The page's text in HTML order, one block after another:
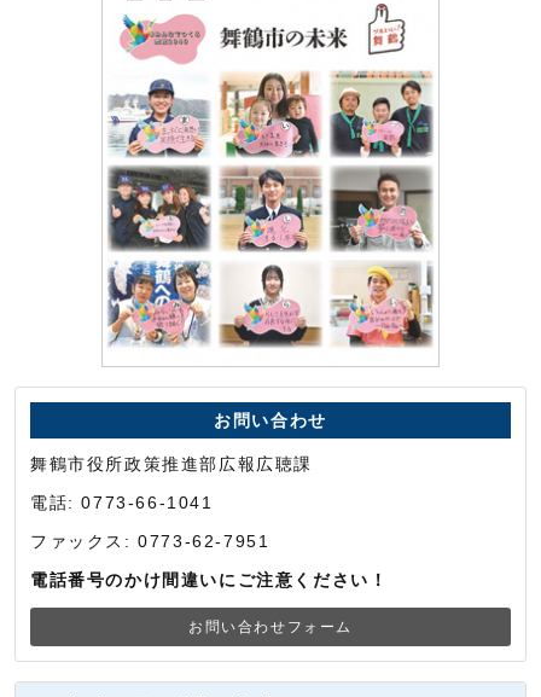
お問い合わせ
舞鶴市役所政策推進部広報広聴課
電話: 0773-66-1041
ファックス: 0773-62-7951
電話番号のかけ間違いにご注意ください！
お問い合わせフォーム